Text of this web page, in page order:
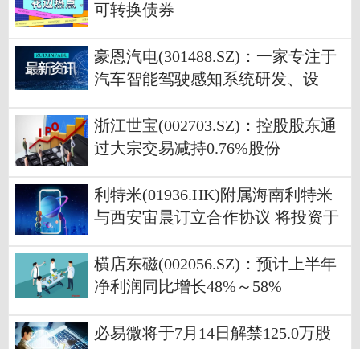
可转换债券
豪恩汽电(301488.SZ)：一家专注于
汽车智能驾驶感知系统研发、设
业
浙江世宝(002703.SZ)：控股股东通
过大宗交易减持0.76%股份
利特米(01936.HK)附属海南利特米
与西安宙晨订立合作协议 将投资于
横店东磁(002056.SZ)：预计上半年
净利润同比增长48%～58%
必易微将于7月14日解禁125.0万股